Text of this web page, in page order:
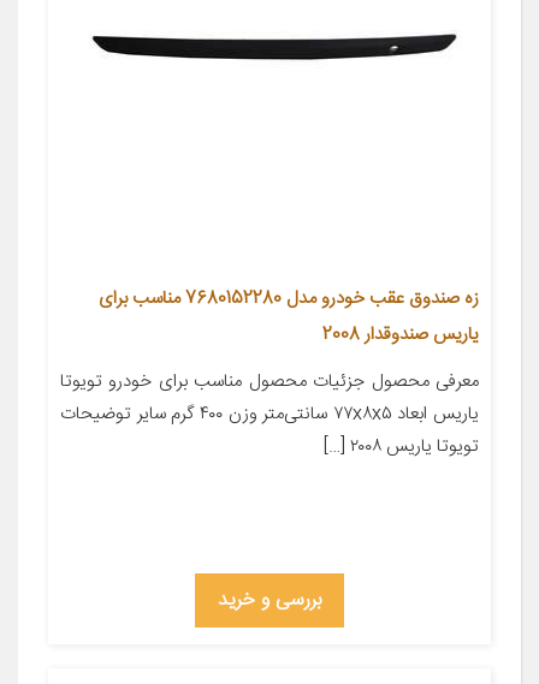
زه صندوق عقب خودرو مدل 7680152280 مناسب برای
یاریس صندوقدار 2008
معرفی محصول جزئیات محصول مناسب برای خودرو تویوتا
یاریس ابعاد ۷۷x۸x۵ سانتی‌متر وزن ۴۰۰ گرم سایر توضیحات
تویوتا یاریس ۲۰۰۸ […]
بررسی و خرید